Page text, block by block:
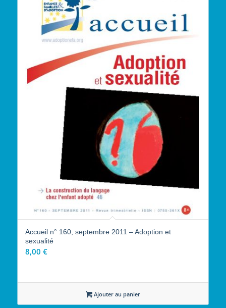
Accueil n° 160, septembre 2011 – Adoption et
sexualité
8,00 €
Ajouter au panier